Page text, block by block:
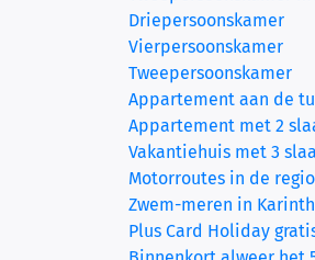
Driepersoonskamer
Vierpersoonskamer
Tweepersoonskamer
Appartement aan de
Appartement met 2
Vakantiehuis met 3
Motorroutes in de regio
Zwem-meren in
Plus Card Holiday